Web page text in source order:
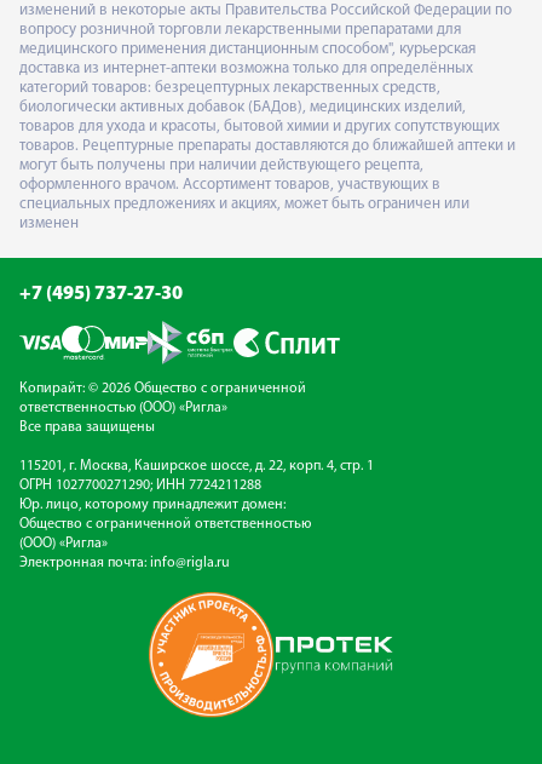
изменений в некоторые акты Правительства Российской Федерации по
вопросу розничной торговли лекарственными препаратами для
медицинского применения дистанционным способом", курьерская
доставка из интернет-аптеки возможна только для определённых
категорий товаров: безрецептурных лекарственных средств,
биологически активных добавок (БАДов), медицинских изделий,
товаров для ухода и красоты, бытовой химии и других сопутствующих
товаров. Рецептурные препараты доставляются до ближайшей аптеки и
могут быть получены при наличии действующего рецепта,
оформленного врачом. Ассортимент товаров, участвующих в
специальных предложениях и акциях, может быть ограничен или
изменен
+7 (495) 737-27-30
Копирайт: © 2026 Общество с ограниченной
ответственностью (ООО) «Ригла»
Все права защищены
115201, г. Москва, Каширское шоссе, д. 22, корп. 4, стр. 1
ОГРН 1027700271290; ИНН 7724211288
Юр. лицо, которому принадлежит домен:
Общество с ограниченной ответственностью
(ООО) «Ригла»
Электронная почта: info@rigla.ru